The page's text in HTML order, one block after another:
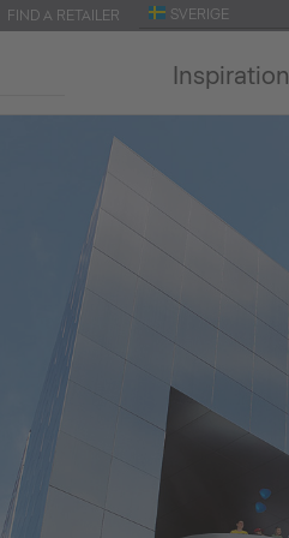
FIND A RETAILER SVERIGE
Inspiration